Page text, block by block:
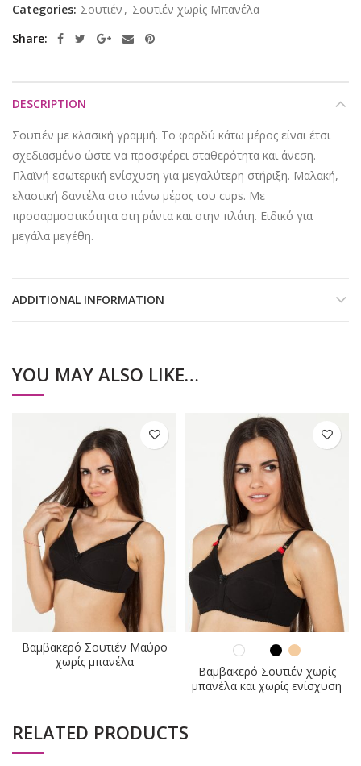
Categories: Σουτιέν , Σουτιέν χωρίς Μπανέλα
Share
DESCRIPTION
Σουτιέν με κλασική γραμμή. Το φαρδύ κάτω μέρος είναι έτσι
σχεδιασμένο ώστε να προσφέρει σταθερότητα και άνεση.
Πλαϊνή εσωτερική ενίσχυση για μεγαλύτερη στήριξη. Μαλακή,
ελαστική δαντέλα στο πάνω μέρος του cups. Με
προσαρμοστικότητα στη ράντα και στην πλάτη. Ειδικό για
μεγάλα μεγέθη.
ADDITIONAL INFORMATION
YOU MAY ALSO LIKE…
Βαμβακερό Σουτιέν Μαύρο
χωρίς μπανέλα
Βαμβακερό Σουτιέν χωρίς
μπανέλα και χωρίς ενίσχυση
RELATED PRODUCTS